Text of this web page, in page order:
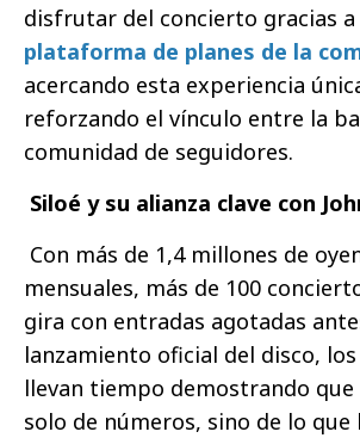
disfrutar del concierto gracias a
plataforma de planes de la
acercando esta experiencia
reforzando el vínculo entre la
comunidad de seguidores.
Siloé y su alianza clave con
Con más de 1,4 millones de
mensuales, más de 100
gira con entradas agotadas
lanzamiento oficial del disco,
llevan tiempo demostrando que
solo de números, sino de lo que